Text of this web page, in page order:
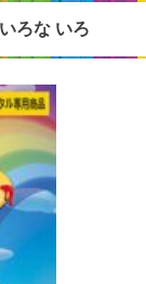
ろな いろ